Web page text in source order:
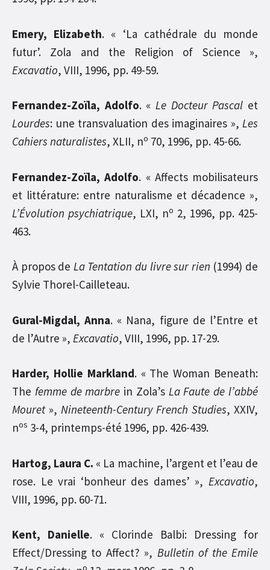
Emery, Elizabeth. « ‘La cathédrale du monde
futur’. Zola and the Religion of Science »,
Excavatio, VIII, 1996, pp. 49-59.
Fernandez-Zoïla, Adolfo. «Le Docteur Pascal et
Lourdes: une transvaluation des imaginaires », Les
Cahiers naturalistes, XLII, no 70, 1996, pp. 45-66.
Fernandez-Zoïla, Adolfo. « Affects mobilisateurs
et littérature: entre naturalisme et décadence »,
L’Évolution psychiatrique, LXI, no 2, 1996, pp. 425-
463.
Àpropos de La Tentation du livre sur rien (1994) de
Sylvie Thorel-Cailleteau.
Gural-Migdal, Anna. « Nana, figure de l’Entre et
de l’Autre », Excavatio, VIII, 1996, pp. 17-29.
Harder, Hollie Markland. « The Woman Beneath:
The femme de marbre in Zola’s La Faute de l’abbé
Mouret», Nineteenth-Century French Studies, XXIV,
nos 3-4, printemps-été 1996, pp. 426-439.
Hartog, Laura C. « La machine, l’argent et l’eau de
rose. Le vrai ‘bonheur des dames’ », Excavatio,
VIII, 1996, pp. 60-71.
Kent, Danielle. « Clorinde Balbi: Dressing for
Effect/Dressing to Affect? », Bulletin of the Emile
o